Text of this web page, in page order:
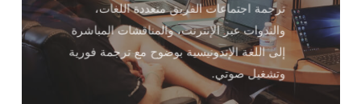
ترجمة اجتماعات الفريق متعددة اللغات،
والندوات عبر الإنترنت، والمناقشات المباشرة
إلى اللغة الإندونيسية بوضوح مع ترجمة فورية
وتشغيل صوتي.